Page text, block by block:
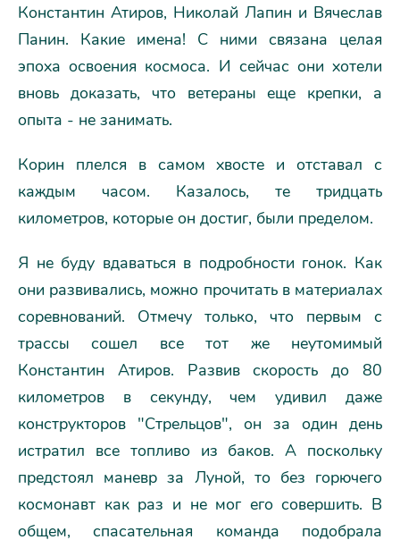
Константин Атиров, Николай Лапин и Вячеслав
Панин. Какие имена! С ними связана целая
эпоха освоения космоса. И сейчас они хотели
вновь доказать, что ветераны еще крепки, а
опыта - не занимать.
Корин плелся в самом хвосте и отставал с
каждым часом. Казалось, те тридцать
километров, которые он достиг, были пределом.
Я не буду вдаваться в подробности гонок. Как
они развивались, можно прочитать в материалах
соревнований. Отмечу только, что первым с
трассы сошел все тот же неутомимый
Константин Атиров. Развив скорость до 80
километров в секунду, чем удивил даже
конструкторов "Стрельцов", он за один день
истратил все топливо из баков. А поскольку
предстоял маневр за Луной, то без горючего
космонавт как раз и не мог его совершить. В
общем, спасательная команда подобрала